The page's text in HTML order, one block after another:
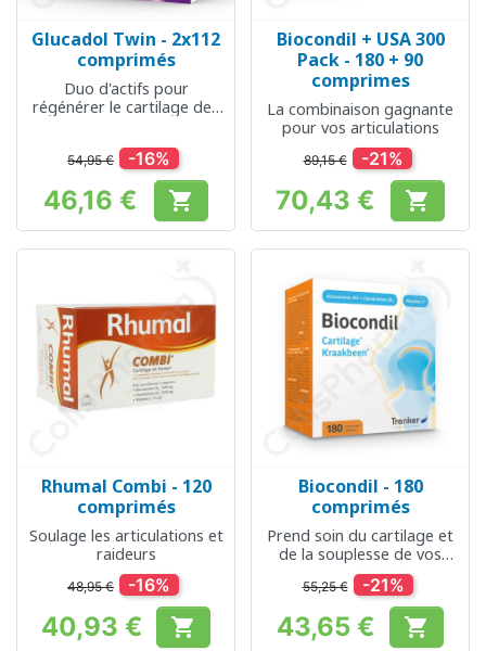
Glucadol Twin - 2x112
comprimés
Duo d'actifs pour
régénérer le cartilage des
54,95 € -16%
Prix
46,16 € 
Biocondil + USA 300
Pack - 180 + 90
comprimes
La combinaison gagnante
pour vos articulations
89,15 € -21%
Prix
70,43 € 
Rhumal Combi - 120
comprimés
Soulage les articulations et
raideurs
48,95 € -16%
Prix
40,93 € 
Biocondil - 180
comprimés
Prend soin du cartilage et
de la souplesse de vos
articulations
55,25 € -21%
Prix
43,65 € 